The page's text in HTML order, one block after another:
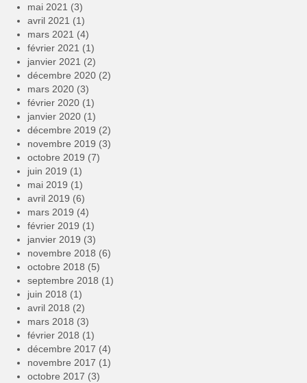
mai 2021 (3)
avril 2021 (1)
mars 2021 (4)
février 2021 (1)
janvier 2021 (2)
décembre 2020 (2)
mars 2020 (3)
février 2020 (1)
janvier 2020 (1)
décembre 2019 (2)
novembre 2019 (3)
octobre 2019 (7)
juin 2019 (1)
mai 2019 (1)
avril 2019 (6)
mars 2019 (4)
février 2019 (1)
janvier 2019 (3)
novembre 2018 (6)
octobre 2018 (5)
septembre 2018 (1)
juin 2018 (1)
avril 2018 (2)
mars 2018 (3)
février 2018 (1)
décembre 2017 (4)
novembre 2017 (1)
octobre 2017 (3)